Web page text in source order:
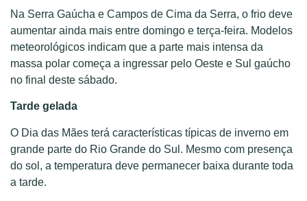
Na Serra Gaúcha e Campos de Cima da Serra, o frio deve
aumentar ainda mais entre domingo e terça-feira. Modelos
meteorológicos indicam que a parte mais intensa da
massa polar começa a ingressar pelo Oeste e Sul gaúcho
no final deste sábado.
Tarde gelada
O Dia das Mães terá características típicas de inverno em
grande parte do Rio Grande do Sul. Mesmo com presença
do sol, a temperatura deve permanecer baixa durante toda
a tarde.